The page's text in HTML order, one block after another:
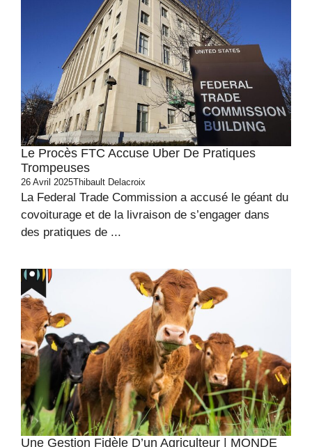
Le Procès FTC Accuse Uber De Pratiques
Trompeuses
26 Avril 2025Thibault Delacroix
La Federal Trade Commission a accusé le géant du
covoiturage et de la livraison de s’engager dans
des pratiques de ...
Une Gestion Fidèle D’un Agriculteur | MONDE